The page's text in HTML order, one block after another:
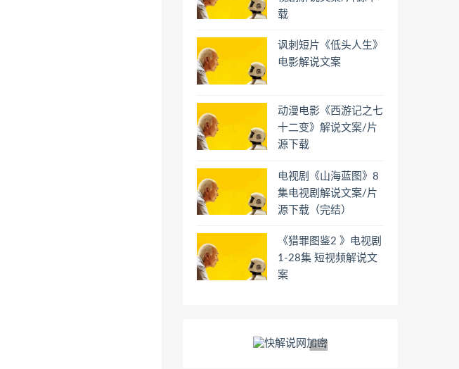
载
讽刺短片《低头人生》
电影解说文案
动漫电影《西游记之七
十二变》解说文案/片
源下载
电视剧《山海蓝图》8
集电视剧解说文案/片
源下载（完结）
《猎罪图鉴2 》电视剧
1-28集 短视频解说文
案